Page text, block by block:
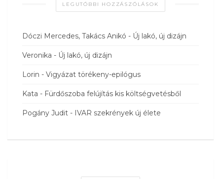
LEGUTÓBBI HOZZÁSZÓLÁSOK
Dóczi Mercedes, Takács Anikó - Új lakó, új dizájn
Veronika - Új lakó, új dizájn
Lorin - Vigyázat törékeny-epilógus
Kata - Fürdőszoba felújítás kis költségvetésből
Pogány Judit - IVAR szekrények új élete